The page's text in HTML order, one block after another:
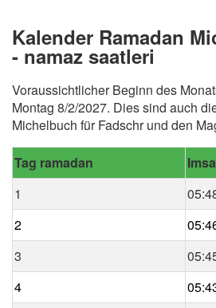
Kalender Ramadan
- namaz saatleri
Voraussichtlicher Beginn des
Montag 8/2/2027. Dies sind auch
Michelbuch für Fadschr und den
Tag ramadan
1
2
3
4